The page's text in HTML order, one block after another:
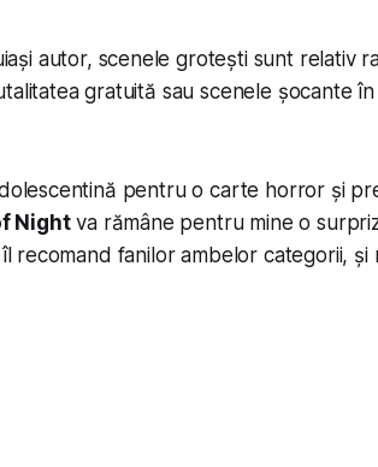
autor, scenele grotești sunt relativ
gratuită sau scenele șocante
pentru o carte horror și
Nightva rămâne pentru mine o
recomand fanilor ambelor categorii, și